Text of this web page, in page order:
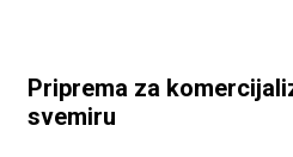
Priprema za
svemiru